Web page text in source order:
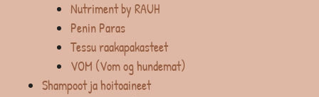
Nutriment by RAUH
Penin Paras
Tessu raakapakasteet
VOM (Vom og hundemat)
Shampoot ja hoitoaineet